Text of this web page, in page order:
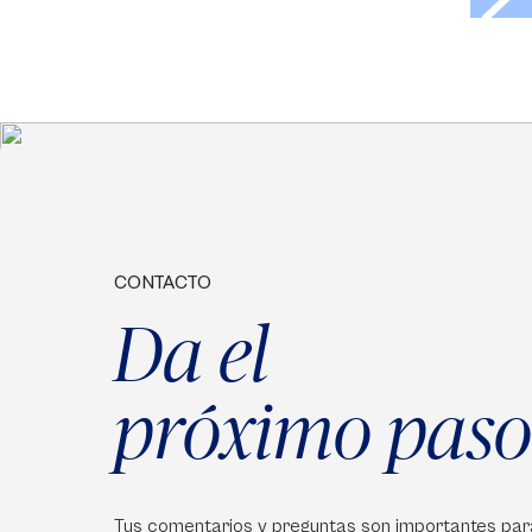
CONTACTO
Da el
próximo paso
Tus comentarios y preguntas son importantes